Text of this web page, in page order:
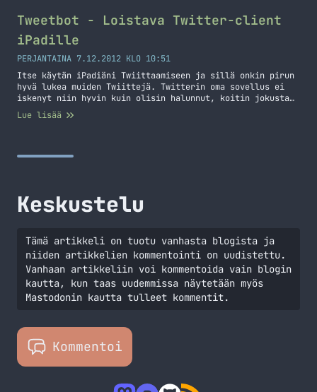
luukku per päivä! Sovellus ei ole enää… Jatka lukemista
12 päivää joulua – Ilmaisia tavaraa iVempeleille
Tweetbot - Loistava Twitter-client
iPadille
PERJANTAINA 7.12.2012 KLO 10:51
Itse käytän iPadiäni Twiittaamiseen ja sillä onkin pirun
hyvä lukea muiden Twiittejä. Twitterin oma sovellus ei
iskenyt niin hyvin kuin olisin halunnut, koitin jokusta
sovellusta sen jälkeen kunnes tuli Tweetbot eteen.
Tweetbot on maksullinen Twitter sovellus, mutta on se
Jatka lukemista Tweetbot – Loistava Twitter-client
Lue lisää
Keskustelu
Tämä artikkeli on tuotu vanhasta blogista ja
niiden artikkelien kommentointi on uudistettu.
Vanhaan artikkeliin voi kommentoida vain blogin
kautta, kun taas uudemmissa näytetään myös
Mastodonin kautta tulleet kommentit.
Kommentoi